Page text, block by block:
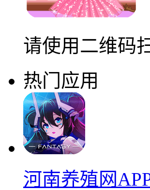
请使用二维码
热门应用
河南养殖网